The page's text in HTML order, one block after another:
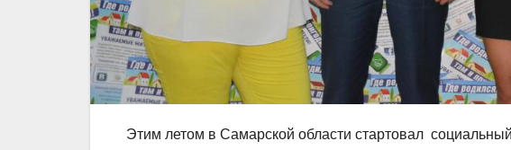
Этим летом в Самарской области стартовал